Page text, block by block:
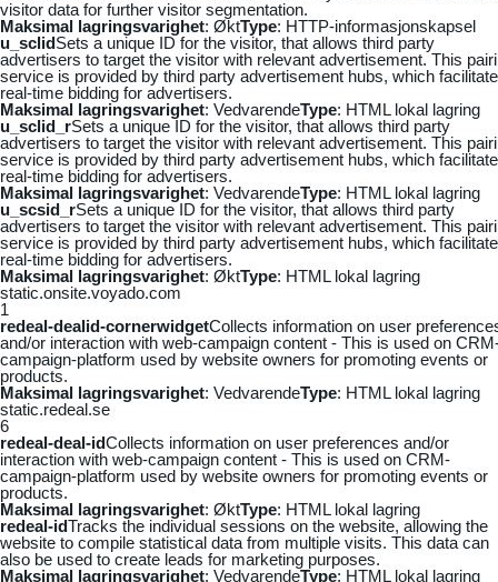
visitor data for further visitor segmentation.
Maksimal lagringsvarighet: ØktType: HTTP-informasjonskapsel
u_sclidSets a unique ID for the visitor, that allows third party
advertisers to target the visitor with relevant advertisement. This
service is provided by third party advertisement hubs, which
real-time bidding for advertisers.
Maksimal lagringsvarighet: VedvarendeType: HTML lokal lagring
u_sclid_rSets a unique ID for the visitor, that allows third party
advertisers to target the visitor with relevant advertisement. This
service is provided by third party advertisement hubs, which
real-time bidding for advertisers.
Maksimal lagringsvarighet: VedvarendeType: HTML lokal lagring
u_scsid_rSets a unique ID for the visitor, that allows third party
advertisers to target the visitor with relevant advertisement. This
service is provided by third party advertisement hubs, which
real-time bidding for advertisers.
Maksimal lagringsvarighet: ØktType: HTML lokal lagring
static.onsite.voyado.com
1
redeal-dealid-cornerwidgetCollects information on user
and/or interaction with web-campaign content - This is used on
campaign-platform used by website owners for promoting events or
products.
Maksimal lagringsvarighet: VedvarendeType: HTML lokal lagring
static.redeal.se
6
redeal-deal-idCollects information on user preferences and/or
interaction with web-campaign content - This is used on CRM-
campaign-platform used by website owners for promoting events or
products.
Maksimal lagringsvarighet: ØktType: HTML lokal lagring
redeal-idTracks the individual sessions on the website, allowing the
website to compile statistical data from multiple visits. This data can
also be used to create leads for marketing purposes.
Maksimal lagringsvarighet: VedvarendeType: HTML lokal lagring